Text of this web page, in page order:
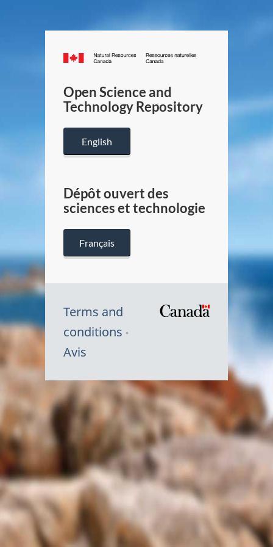
Canada.ca
/
Canada
Open Science and
Technology Repository
English
Dépôt ouvert des
sciences et technologie
Français
Terms and
conditions
Avis
Symbole
du
Canada